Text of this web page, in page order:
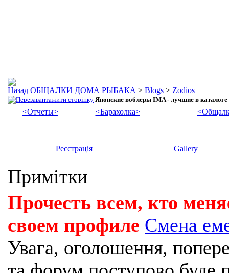
ОБЩАЛКИ ДОМА РЫБАКА > Blogs > Zodios
Японские воблеры IMA - лучшие в
<Отчеты> <Барахолка>
Реєстрація Gallery
Примітки
Прочесть всем, кто
своем профиле Смена
Увага, оголошення,